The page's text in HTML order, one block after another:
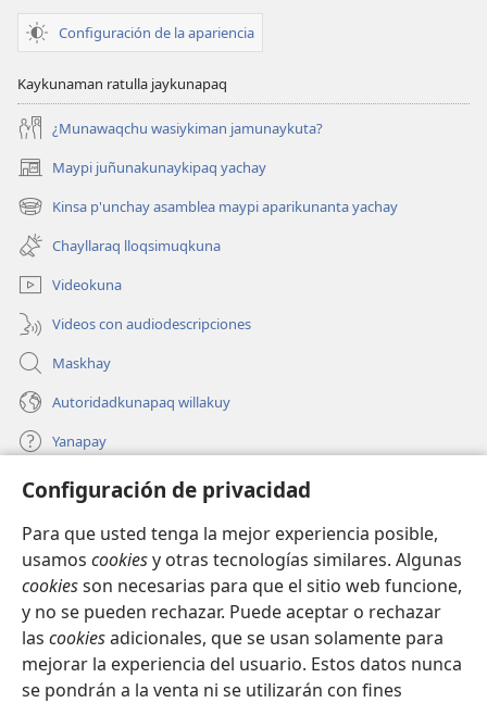
Configuración de privacidad
Para que usted tenga la mejor experiencia posible,
usamos cookiesy otras tecnologías similares. Algunas
cookiesson necesarias para que el sitio web funcione,
y no se pueden rechazar. Puede aceptar o rechazar
las cookiesadicionales, que se usan solamente para
mejorar la experiencia del usuario. Estos datos nunca
se pondrán a la venta ni se utilizarán con fines
Configuración de la apariencia
Kaykunaman ratulla jaykunapaq
¿Munawaqchu wasiykiman jamunaykuta?
Maypi juñunakunaykipaq yachay
(abre
una
nueva
ventana)
Kinsa p'unchay asamblea maypi aparikunanta yachay
(abre
una
nueva
ventana)
Chayllaraq lloqsimuqkuna
Videokuna
Videos con audiodescripciones
Maskhay
Autoridadkunapaq willakuy
Yanapay
Donacionta churanapaq
una
nueva
ventana)
INTERNETPI QELQANCHISKUNA Watchtower™
(abre
una
nueva
ventana)
JW Hub
(abre
una
nueva
ventana)
JW Library ®